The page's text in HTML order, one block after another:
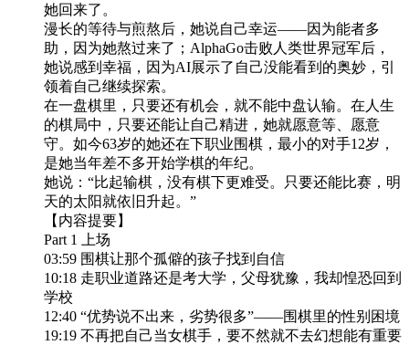
她回来了。
漫长的等待与煎熬后，她说自己幸运——因为能者多
助，因为她熬过来了；AlphaGo击败人类世界冠军后，
她说感到幸福，因为AI展示了自己没能看到的奥妙，引
领着自己继续探索。
在一盘棋里，只要还有机会，就不能中盘认输。在人生
的棋局中，只要还能让自己精进，她就愿意等、愿意
守。如今63岁的她还在下职业围棋，最小的对手12岁，
是她当年差不多开始学棋的年纪。
她说：“比起输棋，没有棋下更难受。只要还能比赛，明
天的太阳就依旧升起。”
【内容提要】
Part 1 上场
03:59 围棋让那个孤僻的孩子找到自信
10:18 走职业道路还是考大学，父母犹豫，我却惶恐回到
学校
12:40 “优势说不出来，劣势很多”——围棋里的性别困境
19:19 不再把自己当女棋手，要不然就不去幻想能有重要